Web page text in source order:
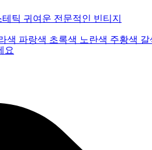
틱 귀여운 전문적인 빈티지
색 파랑색 초록색 노란색 주황색
요